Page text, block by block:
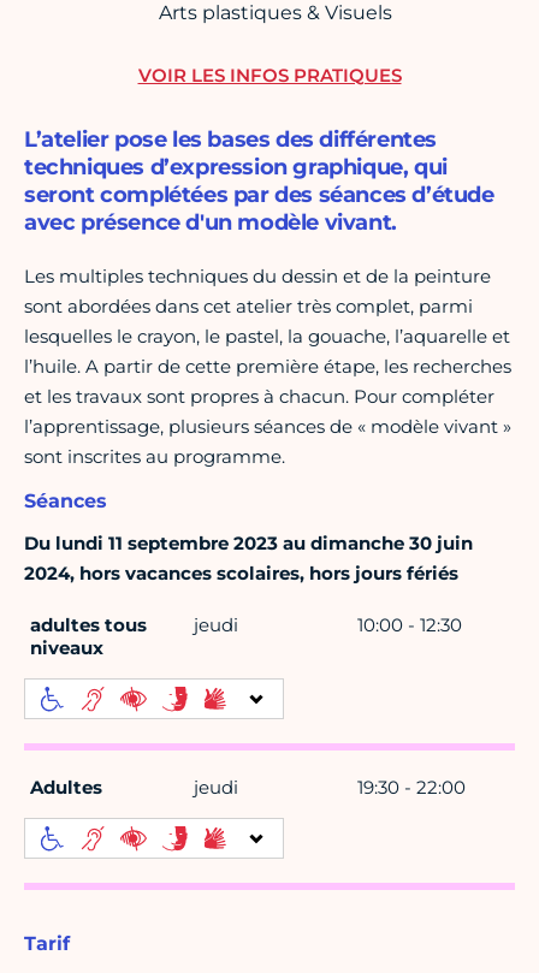
Arts plastiques & Visuels
L’atelier pose les bases des différentes
techniques d’expression graphique, qui
seront complétées par des séances d’étude
avec présence d'un modèle vivant.
Les multiples techniques du dessin et de la peinture
sont abordées dans cet atelier très complet, parmi
lesquelles le crayon, le pastel, la gouache, l’aquarelle et
l’huile. A partir de cette première étape, les recherches
et les travaux sont propres à chacun. Pour compléter
l’apprentissage, plusieurs séances de « modèle vivant »
sont inscrites au programme.
Séances
Du lundi 11 septembre 2023 au dimanche 30 juin
2024, hors vacances scolaires, hors jours fériés
adultes tous
niveaux
jeudi 10:00 - 12:30
Adultes jeudi 19:30 - 22:00
Tarif
VOIR LES INFOS PRATIQUES